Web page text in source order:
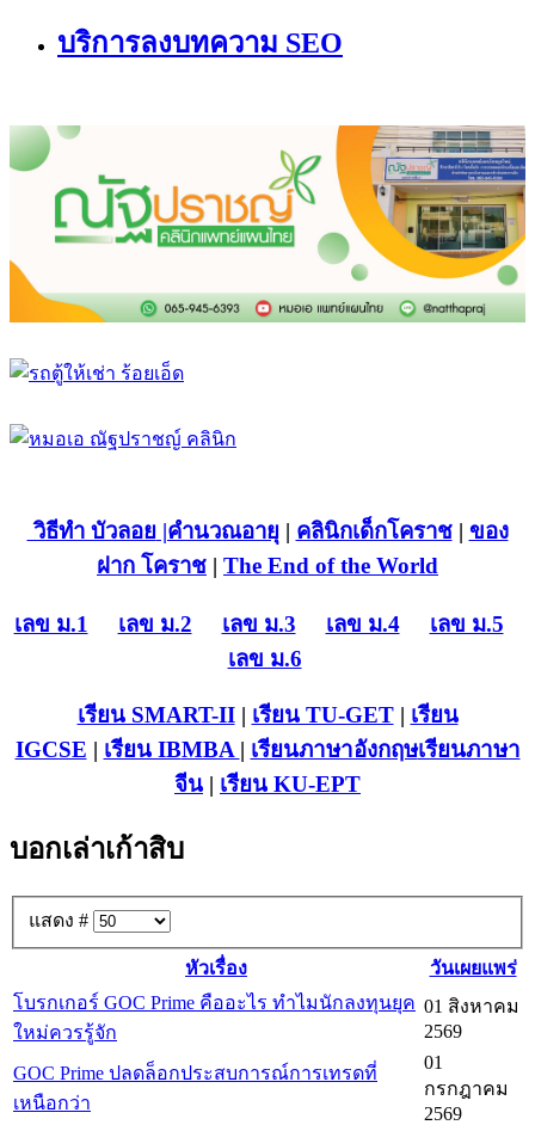
บริการลงบทความ SEO
วิธีทำ บัวลอย |คำนวณอายุ | คลินิกเด็กโคราช| ของ
ฝาก โคราช | The End of the World
เลข ม.1 เลข ม.2 เลข ม.3 เลข ม.4
เลข ม.5
เลข ม.6
เรียน SMART-II| เรียน TU-GET| เรียน
IGCSE | เรียน IBMBA | เรียนภาษาอังกฤษเรียนภาษา
จีน | เรียน KU-EPT
บอกเล่าเก้าสิบ
แสดง #
หัวเรื่อง
วันเผยแพร่
โบรกเกอร์ GOC Prime คืออะไร ทำไมนักลงทุนยุค
ใหม่ควรรู้จัก
01 สิงหาคม
2569
GOC Prime ปลดล็อกประสบการณ์การเทรดที่
เหนือกว่า
01
กรกฎาคม
2569